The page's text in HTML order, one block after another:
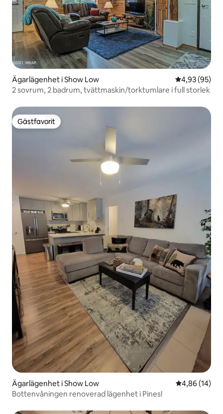
Ägarlägenhet i Show Low 4,93 av 5 i
4,93 (95)
2 sovrum, 2 badrum, tvättmaskin/torktumlare i full storlek
Gästfavorit
Gästfavorit
Ägarlägenhet i Show Low 4,86 av 5 i
4,86 (14)
Bottenvåningen renoverad lägenhet i Pines!